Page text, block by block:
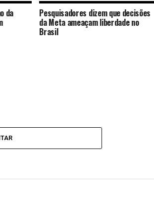
da Pesquisadores dizem que decisões
da Meta ameaçam liberdade no
Brasil